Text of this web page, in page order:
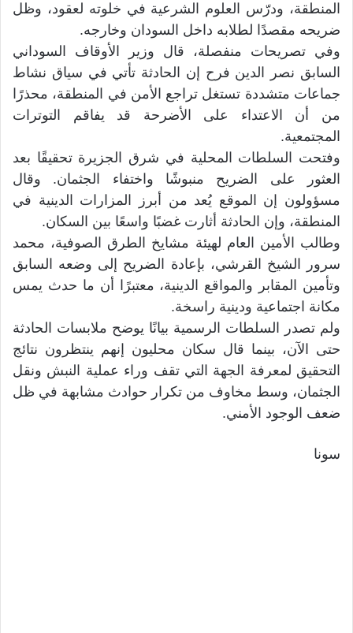
المنطقة، ودرّس العلوم الشرعية في خلوته لعقود، وظل
ضريحه مقصدًا لطلابه داخل السودان وخارجه.
وفي تصريحات منفصلة، قال وزير الأوقاف السوداني
السابق نصر الدين فرح إن الحادثة تأتي في سياق نشاط
جماعات متشددة تستغل تراجع الأمن في المنطقة، محذرًا
من أن الاعتداء على الأضرحة قد يفاقم التوترات
المجتمعية.
وفتحت السلطات المحلية في شرق الجزيرة تحقيقًا بعد
العثور على الضريح منبوشًا واختفاء الجثمان. وقال
مسؤولون إن الموقع يُعد من أبرز المزارات الدينية في
المنطقة، وإن الحادثة أثارت غضبًا واسعًا بين السكان.
وطالب الأمين العام لهيئة مشايخ الطرق الصوفية، محمد
سرور الشيخ القرشي، بإعادة الضريح إلى وضعه السابق
وتأمين المقابر والمواقع الدينية، معتبرًا أن ما حدث يمس
مكانة اجتماعية ودينية راسخة.
ولم تصدر السلطات الرسمية بيانًا يوضح ملابسات الحادثة
حتى الآن، بينما قال سكان محليون إنهم ينتظرون نتائج
التحقيق لمعرفة الجهة التي تقف وراء عملية النبش ونقل
الجثمان، وسط مخاوف من تكرار حوادث مشابهة في ظل
ضعف الوجود الأمني.
سونا